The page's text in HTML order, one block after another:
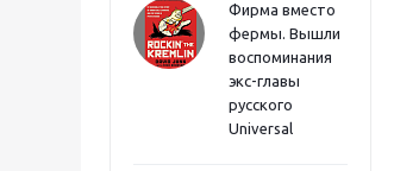
Фирма вместо
фермы. Вышли
воспоминания
экс-главы
русского
Universal